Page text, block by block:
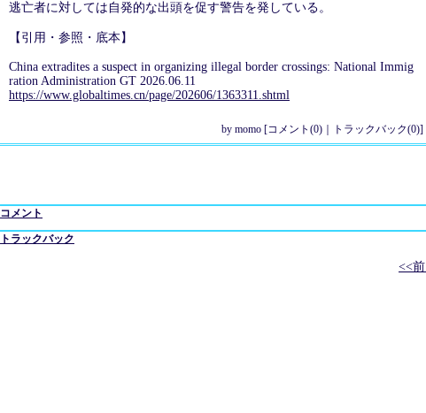
逃亡者に対しては自発的な出頭を促す警告を発している。
【引用・参照・底本】
China extradites a suspect in organizing illegal border crossings: National Immig
ration Administration GT 2026.06.11
https://www.globaltimes.cn/page/202606/1363311.shtml
by momo [コメント(0) トラックバック(0)]
コメント
トラックバック
<<前